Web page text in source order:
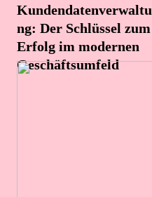
Kundendatenverwaltu
ng: Der Schlüssel zum
Erfolg im modernen
Geschäftsumfeld